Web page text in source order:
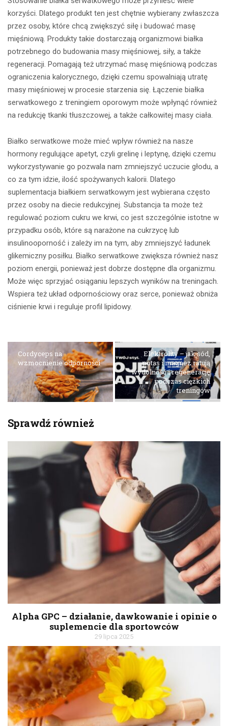
korzyści. Dlatego produkt ten jest chętnie wybierany zwłaszcza
przez osoby, które chcą zwiększyć siłę i budować masę
mięśniową. Produkty takie dostarczają organizmowi białka
potrzebnego do budowania masy mięśniowej, siły, a także
regeneracji. Pomagają też utrzymać masę mięśniową podczas
ograniczenia kalorycznego, dzięki czemu spowalniają utratę
masy mięśniowej w procesie starzenia się. Łączenie białka
serwatkowego z treningiem oporowym może wpłynąć również
na redukcję tkanki tłuszczowej, a także całkowitej masy ciała.
Białko serwatkowe może mieć wpływ również na nasze
hormony regulujące apetyt, czyli grelinę i leptynę, dzięki czemu
wykorzystywanie go pozwala nam zmniejszyć uczucie głodu, a
co za tym idzie, ilość spożywanych kalorii. Dlatego
suplementacja białkiem serwatkowym jest wybierana często
przez osoby na diecie redukcyjnej. Substancja ta może też
regulować poziom cukru we krwi, co jest szczególnie istotne w
przypadku osób, które są narażone na cukrzycę lub
insulinooporność i zależy im na tym, aby zmniejszyć ładunek
glikemiczny posiłku. Białko serwatkowe zwiększa również nasz
poziom energii, ponieważ jest dobrze dostępne dla organizmu.
Może więc sprzyjać osiąganiu lepszych wyników na treningach.
Wspiera też układ odpornościowy oraz serce, ponieważ obniża
ciśnienie krwi i reguluje profil lipidowy.
Cordyceps na
wzmocnienie odporności
Elektrolity – jak sód,
potas i magnez ratują
wydolność i regenerację
podczas ciężkich
treningów
Sprawdź również
Alpha GPC – działanie, dawkowanie i opinie o
suplemencie dla sportowców
29 lipca 2025